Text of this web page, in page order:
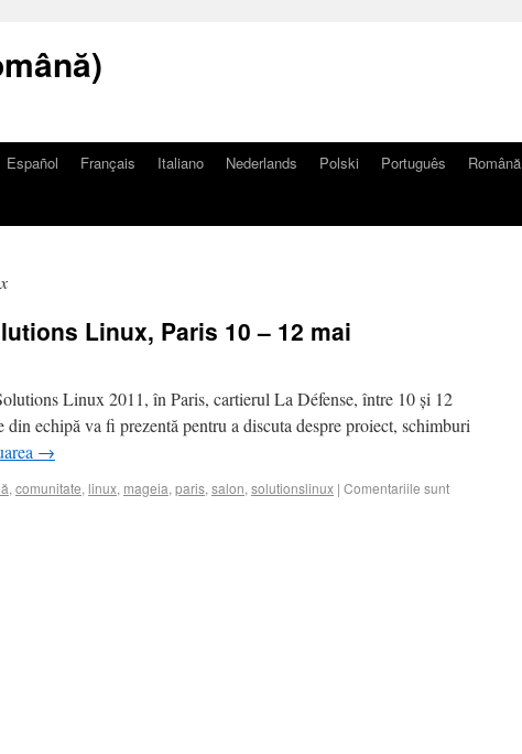
Español Français Italiano Nederlands Polski Português Română
Linux, Paris 10 – 12 mai
Linux 2011, în Paris, cartierul La Défense, între 10 și 12
echipă va fi prezentă pentru a discuta despre proiect, schimburi
→
, comunitate, linux, mageia, paris, salon, solutionslinux | Comentariile sunt